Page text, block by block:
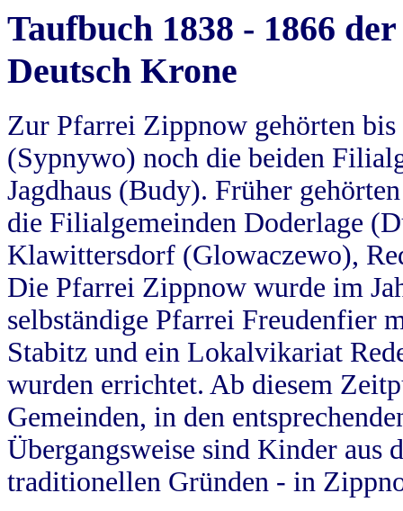
Taufbuch 1838 - 1866
Deutsch Krone
Zur Pfarrei Zippnow gehörten
(Sypnywo) noch die beiden
Jagdhaus (Budy). Früher
die Filialgemeinden Doderlage
Klawittersdorf (Glowaczewo),
Die Pfarrei Zippnow wurde im
selbständige Pfarrei Freudenfier
Stabitz und ein Lokalvikariat
wurden errichtet. Ab diesem
Gemeinden, in den
Übergangsweise sind Kinder aus
traditionellen Gründen - in